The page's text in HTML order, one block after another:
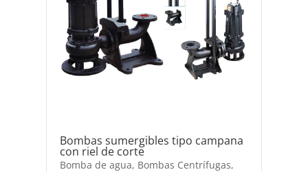
Bombas sumergibles tipo campana
con riel de corte
Bomba de agua, Bombas Centrífugas,